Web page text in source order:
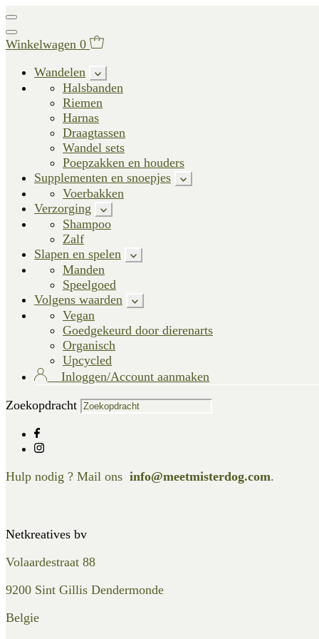
Winkelwagen 0
Wandelen
Halsbanden
Riemen
Harnas
Draagtassen
Wandel sets
Poepzakken en houders
Supplementen en snoepjes
Voerbakken
Verzorging
Shampoo
Zalf
Slapen en spelen
Manden
Speelgoed
Volgens waarden
Vegan
Goedgekeurd door dierenarts
Organisch
Upcycled
Inloggen/Account aanmaken
Zoekopdracht
Hulp nodig ? Mail ons info@meetmisterdog.com.
Netkreatives bv
Volaardestraat 88
9200 Sint Gillis Dendermonde
Belgie